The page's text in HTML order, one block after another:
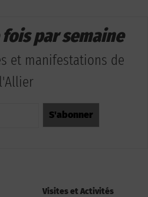
fois par semaine
et manifestations de
l'Allier
Visites et Activités